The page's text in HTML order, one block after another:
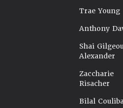
Trae Young
Anthony
Shai
Alexander
Zaccharie
Risacher
Bilal